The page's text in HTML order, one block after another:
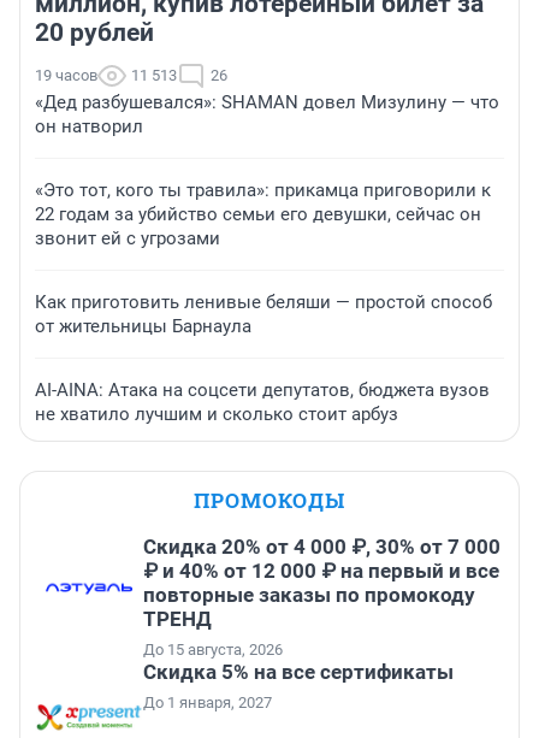
20 рублей
19 часов 11 513 26
«Дед разбушевался»: SHAMAN довел Мизулину — что
он натворил
«Это тот, кого ты травила»: прикамца приговорили к
22 годам за убийство семьи его девушки, сейчас он
звонит ей с угрозами
Как приготовить ленивые беляши — простой способ
от жительницы Барнаула
AI-AINA: Атака на соцсети депутатов, бюджета вузов
не хватило лучшим и сколько стоит арбуз
ПРОМОКОДЫ
Скидка 20% от 4 000 ₽, 30% от 7 000
₽ и 40% от 12 000 ₽ на первый и все
повторные заказы по промокоду
ТРЕНД
До 15 августа, 2026
Скидка 5% на все сертификаты
До 1 января, 2027